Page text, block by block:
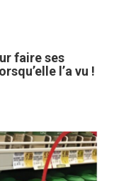
faire ses
l’a vu !